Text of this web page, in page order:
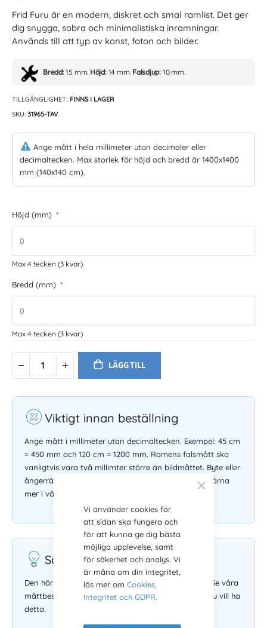
Vi använder cookies för
att sidan ska fungera och
för att kunna ge dig bästa
möjliga upplevelse, samt
för säkerhet och analys. Vi
är måna om din integritet,
läs mer om Cookies,
Integritet och GDPR.
Frid Furu är en modern, diskret och smal ramlist. Det ger
dig snygga, sobra och minimalistiska inramningar.
Används till att typ av konst, foton och bilder.
Bredd:15 mm. Höjd:14 mm. Falsdjup: 10 mm.
TILLGÄNGLIGHET: FINNS I LAGER
SKU 31965-TAV
Ange mått i hela millimeter utan decimaler eller
decimaltecken. Max storlek för höjd och bredd är 1400x1400
mm (140x140 cm).
Höjd (mm)
Max 4 tecken (3 kvar)
Bredd (mm)
Max 4 tecken (3 kvar)
LÄGG TILL
Viktigt innan beställning
Ange mått i millimeter utan decimaltecken. Exempel: 45 cm
= 450 mm och 120 cm = 1200 mm. Ramens falsmått ska
vanligtvis vara två millimter större än bildmåttet. Byte eller
ångerrätt gäller inte på måttbeställda ramar. Läs gärna
mer i våra
Säljs utan glas och bakstycke
Den här tavelramen säljs utan glas och bakstycke. Se våra
måttbeställda ramar med glas och bakstycke om du vill ha
detta.